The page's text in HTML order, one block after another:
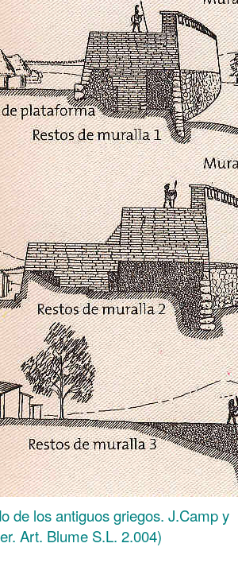
de los antiguos griegos. J.Camp y
Art. Blume S.L. 2.004)